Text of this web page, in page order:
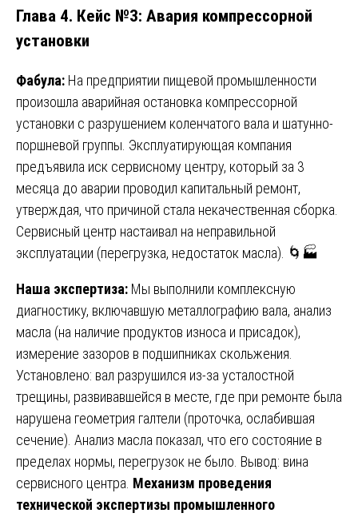
Глава 4. Кейс №3: Авария компрессорной
установки
Фабула: На предприятии пищевой промышленности
произошла аварийная остановка компрессорной
установки с разрушением коленчатого вала и шатунно-
поршневой группы. Эксплуатирующая компания
предъявила иск сервисному центру, который за 3
месяца до аварии проводил капитальный ремонт,
утверждая, что причиной стала некачественная сборка.
Сервисный центр настаивал на неправильной
эксплуатации (перегрузка, недостаток масла). 🌀🏭
Наша экспертиза: Мы выполнили комплексную
диагностику, включавшую металлографию вала, анализ
масла (на наличие продуктов износа и присадок),
измерение зазоров в подшипниках скольжения.
Установлено: вал разрушился из-за усталостной
трещины, развивавшейся в месте, где при ремонте была
нарушена геометрия галтели (проточка, ослабившая
сечение). Анализ масла показал, что его состояние в
пределах нормы, перегрузок не было. Вывод: вина
сервисного центра. Механизм проведения
технической экспертизы промышленного